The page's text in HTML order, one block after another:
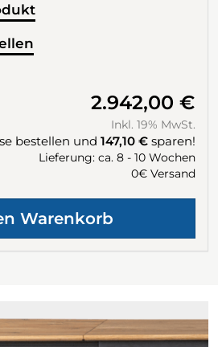
2.942,00 €
Inkl. 19% MwSt.
bestellen und 147,10 € sparen!
Lieferung: ca. 8 - 10 Wochen
0€ Versand